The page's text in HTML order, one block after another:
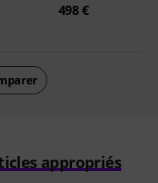
498 €
appropriés